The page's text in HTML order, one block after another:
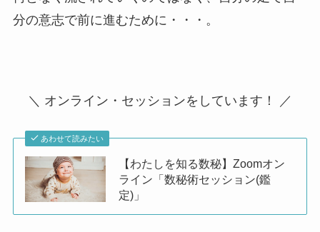
分の意志で前に進むために・・・。
＼ オンライン・セッションをしています！ ／
あわせて読みたい
【わたしを知る数秘】Zoomオン
ライン「数秘術セッション(鑑
定)」